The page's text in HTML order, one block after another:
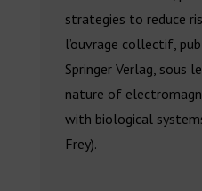
strategies to reduce
l’ouvrage collectif,
Springer Verlag, sous
nature of
with biological
Frey).